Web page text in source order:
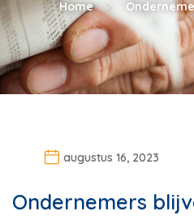
Home
augustus 16, 2023
Ondernemers